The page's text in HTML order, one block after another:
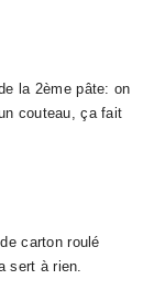
la 2ème pâte: on
couteau, ça fait
carton roulé
sert à rien.